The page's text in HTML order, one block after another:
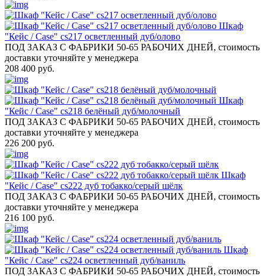
Шкаф
"Кейс / Case" cs217 осветленный дуб/олово
ПОД ЗАКАЗ С ФАБРИКИ 50-65 РАБОЧИХ ДНЕЙ, стоимость
доставки уточняйте у менеджера
208 400 руб.
Шкаф
"Кейс / Case" cs218 белёный дуб/молочный
ПОД ЗАКАЗ С ФАБРИКИ 50-65 РАБОЧИХ ДНЕЙ, стоимость
доставки уточняйте у менеджера
226 200 руб.
Шкаф
"Кейс / Case" cs222 дуб тобакко/серый шёлк
ПОД ЗАКАЗ С ФАБРИКИ 50-65 РАБОЧИХ ДНЕЙ, стоимость
доставки уточняйте у менеджера
216 100 руб.
Шкаф
"Кейс / Case" cs224 осветленный дуб/ваниль
ПОД ЗАКАЗ С ФАБРИКИ 50-65 РАБОЧИХ ДНЕЙ, стоимость